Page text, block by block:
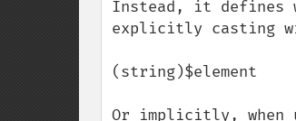
Instead, it defines
explicitly casting
(string)$element
Or implicitly, when